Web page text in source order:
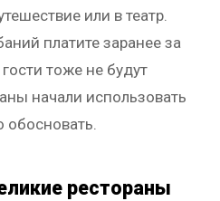
или в театр.
платите заранее за
тоже не будут
начали использовать
обосновать.
рестораны